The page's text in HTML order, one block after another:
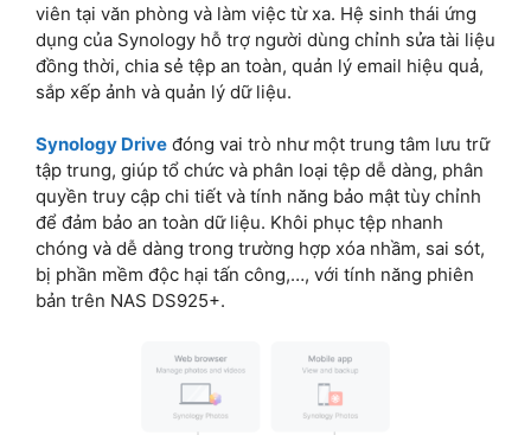
viên tại văn phòng và làm việc từ xa. Hệ sinh thái ứng
dụng của Synology hỗ trợ người dùng chỉnh sửa tài liệu
đồng thời, chia sẻ tệp an toàn, quản lý email hiệu quả,
sắp xếp ảnh và quản lý dữ liệu.
Synology Drive đóng vai trò như một trung tâm lưu trữ
tập trung, giúp tổ chức và phân loại tệp dễ dàng, phân
quyền truy cập chi tiết và tính năng bảo mật tùy chỉnh
để đảm bảo an toàn dữ liệu. Khôi phục tệp nhanh
chóng và dễ dàng trong trường hợp xóa nhầm, sai sót,
bị phần mềm độc hại tấn công,…, với tính năng phiên
bản trên NAS DS925+.